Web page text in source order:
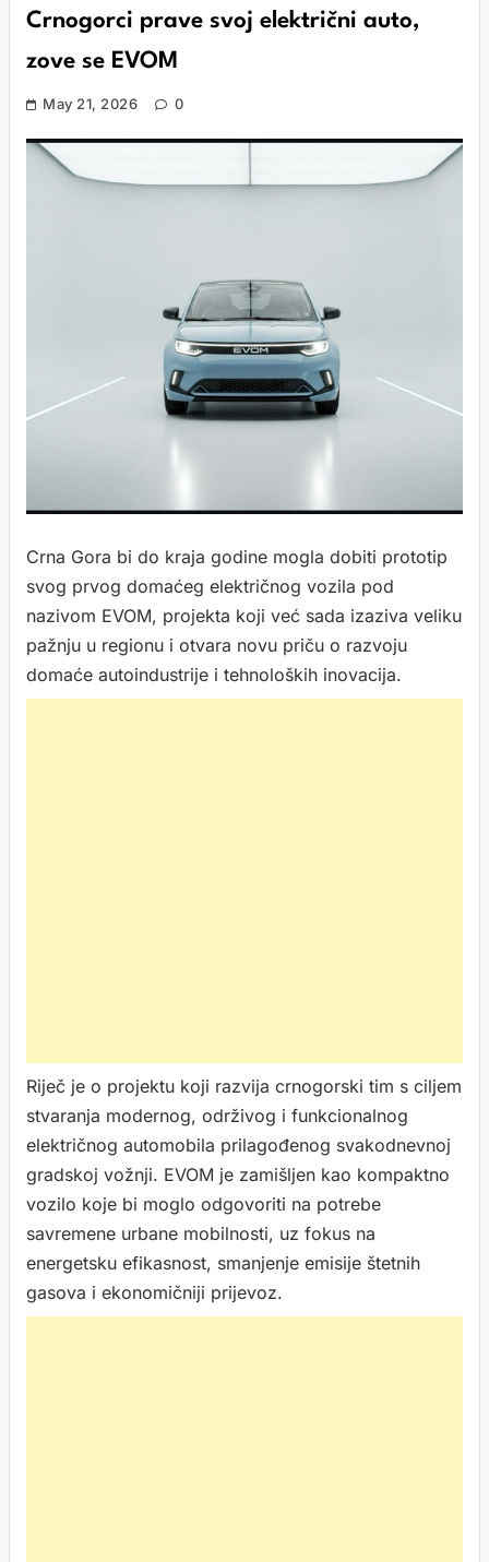
Crnogorci prave svoj električni auto,
zove se EVOM
May 21, 2026 0
Crna Gora bi do kraja godine mogla dobiti prototip
svog prvog domaćeg električnog vozila pod
nazivom EVOM, projekta koji već sada izaziva veliku
pažnju u regionu i otvara novu priču o razvoju
domaće autoindustrije i tehnoloških inovacija.
Riječ je o projektu koji razvija crnogorski tim s ciljem
stvaranja modernog, održivog i funkcionalnog
električnog automobila prilagođenog svakodnevnoj
gradskoj vožnji. EVOM je zamišljen kao kompaktno
vozilo koje bi moglo odgovoriti na potrebe
savremene urbane mobilnosti, uz fokus na
energetsku efikasnost, smanjenje emisije štetnih
gasova i ekonomičniji prijevoz.